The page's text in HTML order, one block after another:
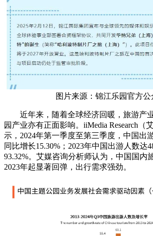
图片来源：锦江乐园官方公
近年来，随着全球经济回暖，旅游产
园产业亦有正面影响。iiMedia Research（
示，2024年第一季度至第三季度，中国出
同比增长15.30%；2023年中国出游人数达
93.32%。艾媒咨询分析师认为，中国国内
2023年起显著回弹，出行需求强劲。